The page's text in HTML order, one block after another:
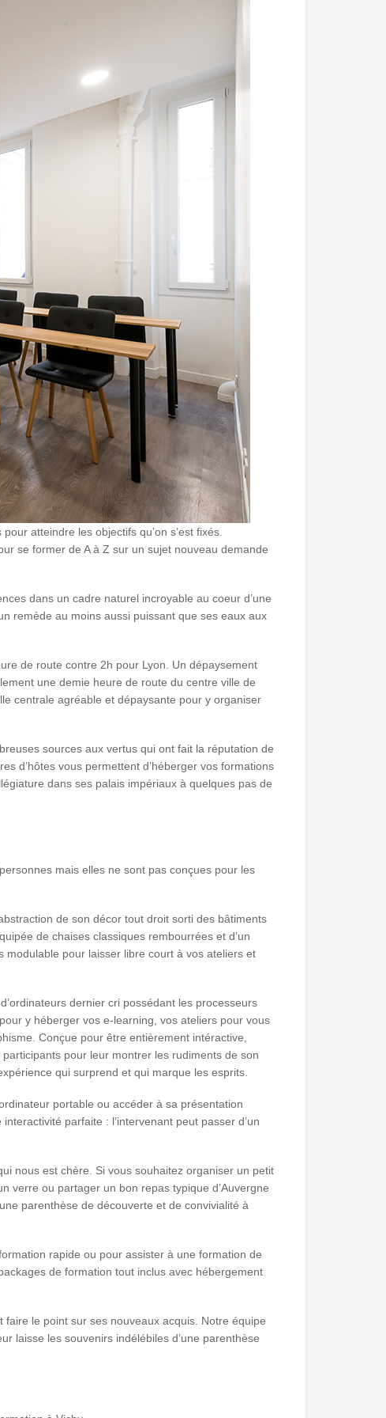
atteindre les objectifs qu’on s’est fixés.
se former de A à Z sur un sujet nouveau demande
dans un cadre naturel incroyable au coeur d’une
remède au moins aussi puissant que ses eaux aux
de route contre 2h pour Lyon. Un dépaysement
une demie heure de route du centre ville de
centrale agréable et dépaysante pour y organiser
sources aux vertus qui ont fait la réputation de
d’hôtes vous permettent d’héberger vos formations
dans ses palais impériaux à quelques pas de
mais elles ne sont pas conçues pour les
de son décor tout droit sorti des bâtiments
de chaises classiques rembourrées et d’un
modulable pour laisser libre court à vos ateliers et
dernier cri possédant les processeurs
y héberger vos e-learning, vos ateliers pour vous
Conçue pour être entièrement intéractive,
pour leur montrer les rudiments de son
qui surprend et qui marque les esprits.
portable ou accéder à sa présentation
parfaite : l’intervenant peut passer d’un
nous est chère. Si vous souhaitez organiser un petit
verre ou partager un bon repas typique d’Auvergne
parenthèse de découverte et de convivialité à
rapide ou pour assister à une formation de
de formation tout inclus avec hébergement
faire le point sur ses nouveaux acquis. Notre équipe
laisse les souvenirs indélébiles d’une parenthèse